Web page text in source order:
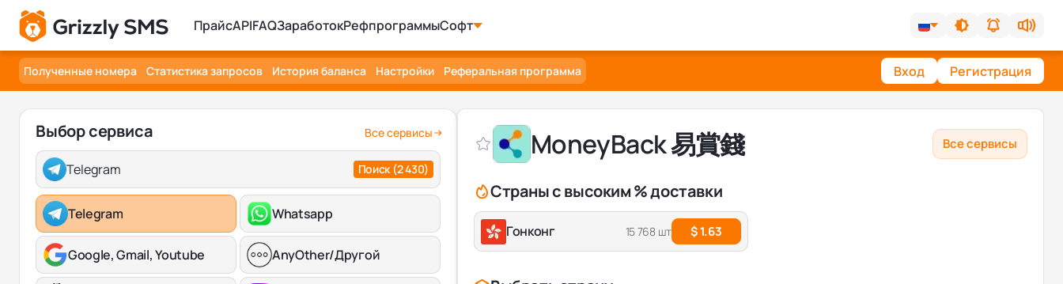
ПрайсAPIFAQЗаработокРефпрограммыСофт
Полученные номера Статистика запросов История баланса Настройки Реферальная программа Вход Регистрация
Выбор сервиса Все сервисы
Telegram Поиск (2 430)
Telegram Whatsapp
Google, Gmail, Youtube AnyOther/Другой
MoneyBack 易賞錢 Все сервисы
Страны с высоким % доставки
Гонконг 15 768 шт $ 1.63